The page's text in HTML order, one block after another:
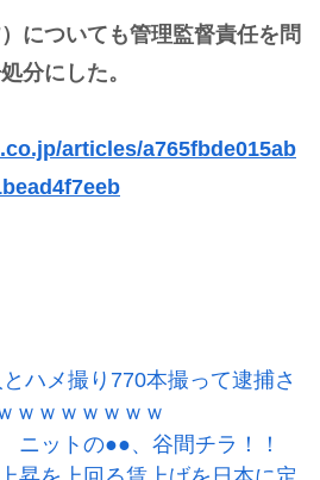
についても管理監督責任を問
分にした。
articles/a765fbde015ab
とハメ撮り770本撮って逮捕さ
ｗｗｗｗｗｗｗ
ットの●●、谷間チラ！！